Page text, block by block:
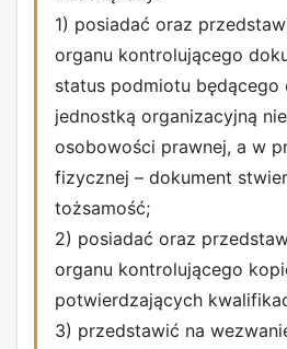
1) posiadać oraz
organu kontrolującego
status podmiotu będącego
jednostką organizacyjną
osobowości prawnej, a w
fizycznej – dokument
tożsamość;
2) posiadać oraz
organu kontrolującego
potwierdzających
3) przedstawić na